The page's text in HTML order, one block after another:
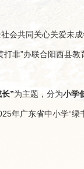
会共同关心关爱未
非”办联合阳西县教
”为主题，分为小学
年广东省中小学“